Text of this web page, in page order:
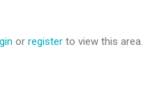
or register to view this area.